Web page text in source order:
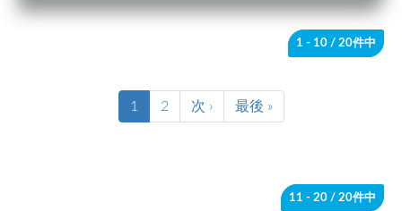
1 - 10 / 20件中
1 2 次 › 最後 »
11 - 20 / 20件中